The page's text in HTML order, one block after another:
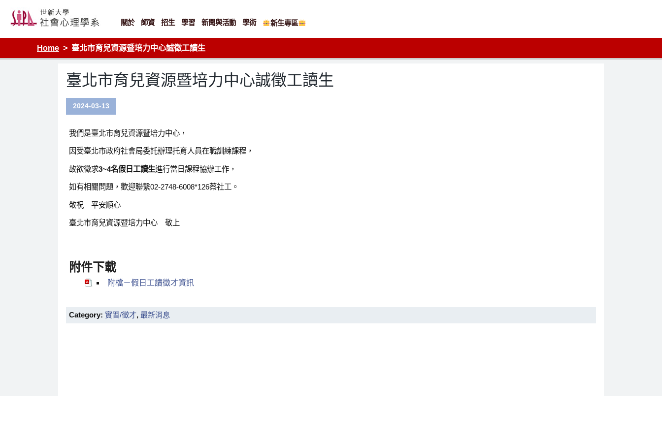
content
關於 師資 招生 學習 新聞與活動 學術 新生專區
Home 臺北市育兒資源暨培力中心誠徵工讀生
臺北市育兒資源暨培力中心誠徵工讀生
2024-03-13
我們是臺北市育兒資源暨培力中心，
因受臺北市政府社會局委託辦理托育人員在職訓練課程，
故欲徵求3~4名假日工讀生進行當日課程協辦工作，
如有相關問題，歡迎聯繫02-2748-6008*126蔡社工。
敬祝 平安順心
臺北市育兒資源暨培力中心 敬上
附件下載
附檔－假日工讀徵才資訊
Category: 實習/徵才, 最新消息